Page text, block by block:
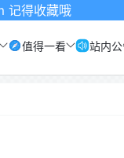
值得一看 站内